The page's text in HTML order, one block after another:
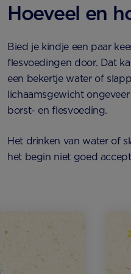
Hoeveel en
Bied je kindje een paar
flesvoedingen door. Dat
een bekertje water of
lichaamsgewicht
borst- en flesvoeding.
Het drinken van water of
het begin niet goed